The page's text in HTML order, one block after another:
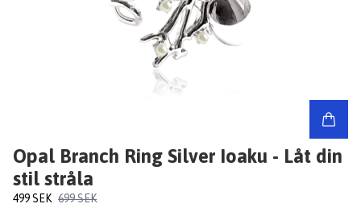
Opal Branch Ring Silver Ioaku - Låt din
stil stråla
499 SEK 699 SEK